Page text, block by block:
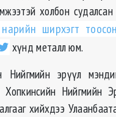
холбон
ширхэгт
хүнд металл юм.
Нийгмийн эрүүл
Хопкинсийн Нийгмийн
хийхдээ